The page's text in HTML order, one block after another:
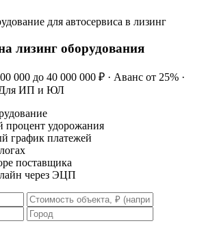
лизинг оборудования
000 до 40 000 000 ₽ · Аванс от 25% ·
Для ИП и ЮЛ
удорожания
график платежей
поставщика
через ЭЦП